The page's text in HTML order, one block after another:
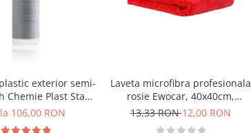
exterior semi-
Chemie Plast Star
and Oil Free, Pss
106,00 RON
Laveta microfibra profesionala
rosie Ewocar, 40x40cm,
400gsm
13,33 RON12,00 RON